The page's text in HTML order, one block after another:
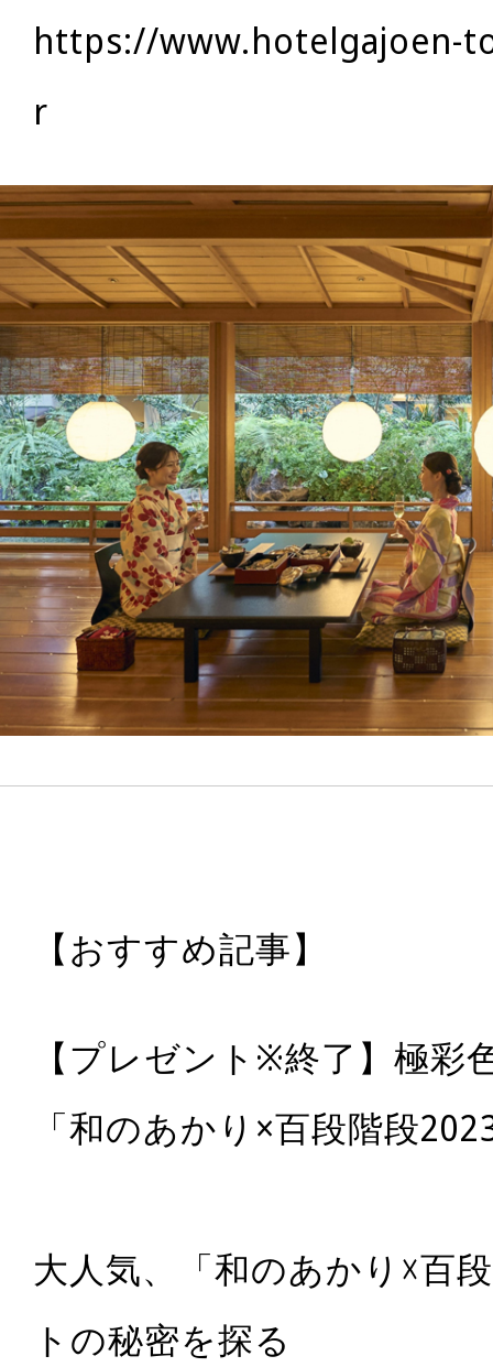
https://www.hotelgajoen-
r
【おすすめ記事】
【プレゼント※終了】極彩
「和のあかり×百段階段
大人気、「和のあかり☓百
トの秘密を探る